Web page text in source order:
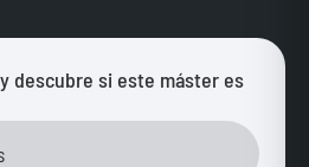
descubre si este máster es